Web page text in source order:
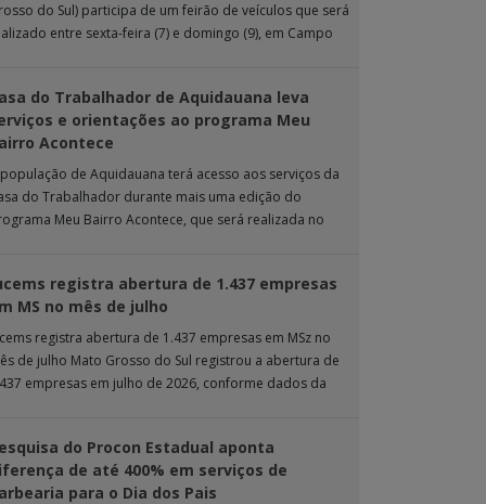
do Sul) participa de um feirão de veículos que será
entre sexta-feira (7) e domingo (9), em Campo
do Trabalhador de Aquidauana leva
e orientações ao programa Meu
Acontece
de Aquidauana terá acesso aos serviços da
do Trabalhador durante mais uma edição do
Meu Bairro Acontece, que será realizada no
registra abertura de 1.437 empresas
MS no mês de julho
registra abertura de 1.437 empresas em MSz no
de julho Mato Grosso do Sul registrou a abertura de
empresas em julho de 2026, conforme dados da
do Procon Estadual aponta
de até 400% em serviços de
para o Dia dos Pais